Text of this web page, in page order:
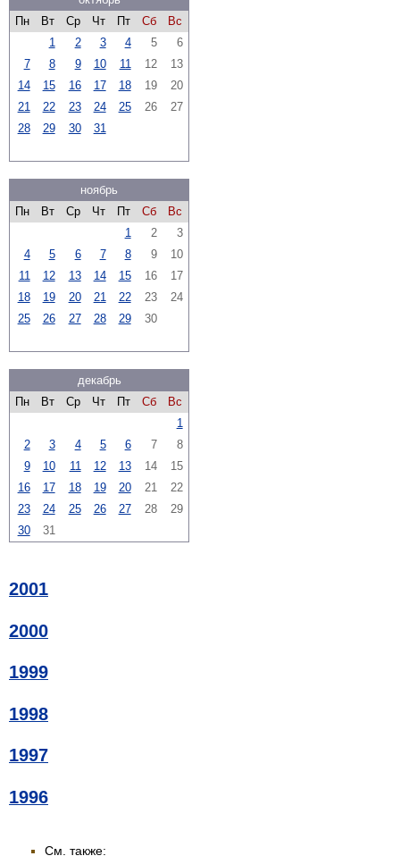
Пн
Вт Ср Чт Пт Сб
Вс
1
2 3 4 5
6
7
8 9 10 11 12
13
14
15 16 17 18 19
20
21
22 23 24 25 26
27
28
29 30 31
ноябрь
Пн
Вт Ср Чт Пт Сб
Вс
1
2
3
4
5 6 7 8 9
10
11
12 13 14 15 16
17
18
19 20 21 22 23
24
25
26 27 28 29 30
декабрь
Пн
Вт Ср Чт Пт Сб
Вс
1
2
3 4 5 6 7
8
9
10 11 12 13 14
15
16
17 18 19 20 21
22
23
24 25 26 27 28
29
30
31
2001
2000
1999
1998
1997
1996
См. также: